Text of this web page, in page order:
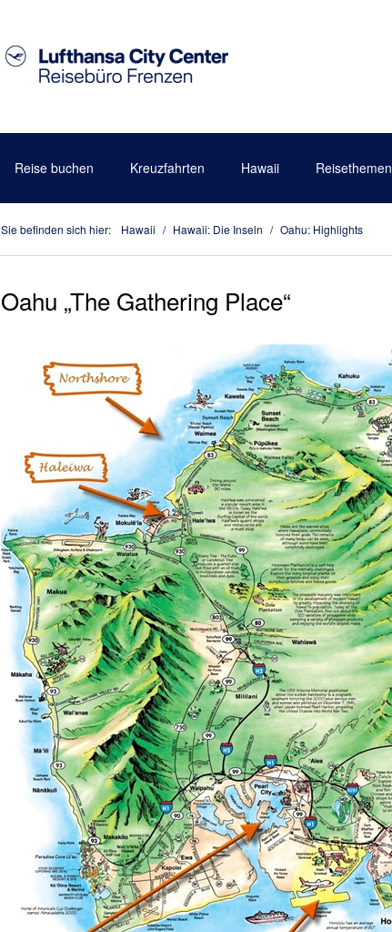
Reise buchen Kreuzfahrten Hawaii Reisethemen
Sie befinden sich hier: Hawaii / Hawaii: Die Inseln / Oahu: Highlights
Oahu „The Gathering Place“